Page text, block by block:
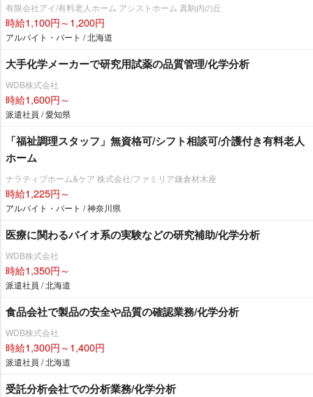
有限会社アイ/有料老人ホーム アシストホーム 真駒内の丘
時給1,100円～1,200円
アルバイト・パート / 北海道
大手化学メーカーで研究用試薬の品質管理/化学分析
WDB株式会社
時給1,600円～
派遣社員 / 愛知県
「福祉調理スタッフ」無資格可/シフト相談可/介護付き有料老人
ホーム
ナラティブホーム&ケア 株式会社/ファミリア鎌倉材木座
時給1,225円～
アルバイト・パート / 神奈川県
医療に関わるバイオ系の実験などの研究補助/化学分析
WDB株式会社
時給1,350円～
派遣社員 / 北海道
食品会社で製品の安全や品質の確認業務/化学分析
WDB株式会社
時給1,300円～1,400円
派遣社員 / 北海道
受託分析会社での分析業務/化学分析